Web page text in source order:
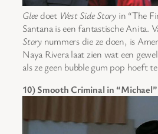
Gleedoet West Side Story in “The
Santana is een fantastische Anita.
Storynummers die ze doen, is
Naya Rivera laat zien wat een
als ze geen bubble gum pop hoeft
10) Smooth Criminal in